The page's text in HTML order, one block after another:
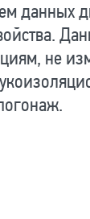
данных
не